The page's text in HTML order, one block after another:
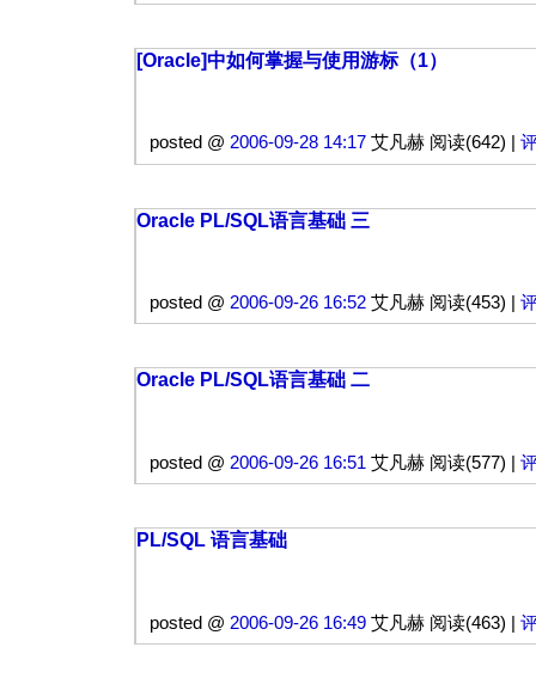
[Oracle]中如何掌握与使用游标（1）
posted @ 2006-09-28 14:17艾凡赫 阅读(642) |
Oracle PL/SQL语言基础 三
posted @ 2006-09-26 16:52艾凡赫 阅读(453) |
Oracle PL/SQL语言基础 二
posted @ 2006-09-26 16:51 艾凡赫 阅读(577) |
PL/SQL 语言基础
posted @ 2006-09-26 16:49艾凡赫 阅读(463) |